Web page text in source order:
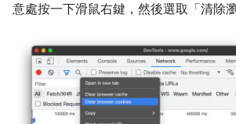
意處按一下滑鼠右鍵，然後選取「清除